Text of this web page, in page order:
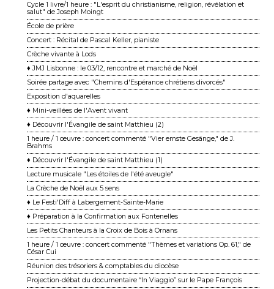
Cycle 1 livre/1 heure : "L'esprit du christianisme, religion, révélation et
salut" de Joseph Moingt
École de prière
Concert : Récital de Pascal Keller, pianiste
Crèche vivante à Lods
♦ JMJ Lisbonne : le 03/12, rencontre et marché de Noël
Soirée partage avec "Chemins d'Espérance chrétiens divorcés"
Exposition d'aquarelles
♦ Mini-veillées de l'Avent vivant
♦ Découvrir l'Évangile de saint Matthieu (2)
1 heure / 1 œuvre : concert commenté "Vier ernste Gesänge," de J.
Brahms
♦ Découvrir l'Évangile de saint Matthieu (1)
Lecture musicale "Les étoiles de l'été aveugle"
La Crèche de Noël aux 5 sens
♦ Le Festi'Diff à Labergement-Sainte-Marie
♦ Préparation à la Confirmation aux Fontenelles
Les Petits Chanteurs à la Croix de Bois à Ornans
1 heure / 1 œuvre : concert commenté "Thèmes et variations Op. 61," de
César Cui
Réunion des trésoriers & comptables du diocèse
Projection-débat du documentaire “In Viaggio” sur le Pape François